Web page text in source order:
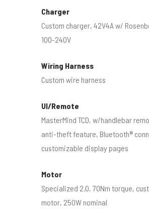
Charger
Custom charger, 42V4A w/
100-240V
Wiring Harness
Custom wire harness
UI/Remote
MasterMind TCD, w/handlebar
anti-theft feature, Bluetooth®
customizable display pages
Motor
Specialized 2.0, 70Nm torque,
motor, 250W nominal